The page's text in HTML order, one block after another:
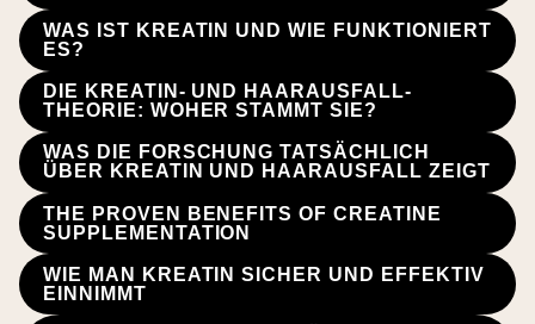
WAS IST KREATIN UND WIE FUNKTIONIERT
ES?
DIE KREATIN- UND HAARAUSFALL-
THEORIE: WOHER STAMMT SIE?
WAS DIE FORSCHUNG TATSÄCHLICH
ÜBER KREATIN UND HAARAUSFALL ZEIGT
THE PROVEN BENEFITS OF CREATINE
SUPPLEMENTATION
WIE MAN KREATIN SICHER UND EFFEKTIV
EINNIMMT